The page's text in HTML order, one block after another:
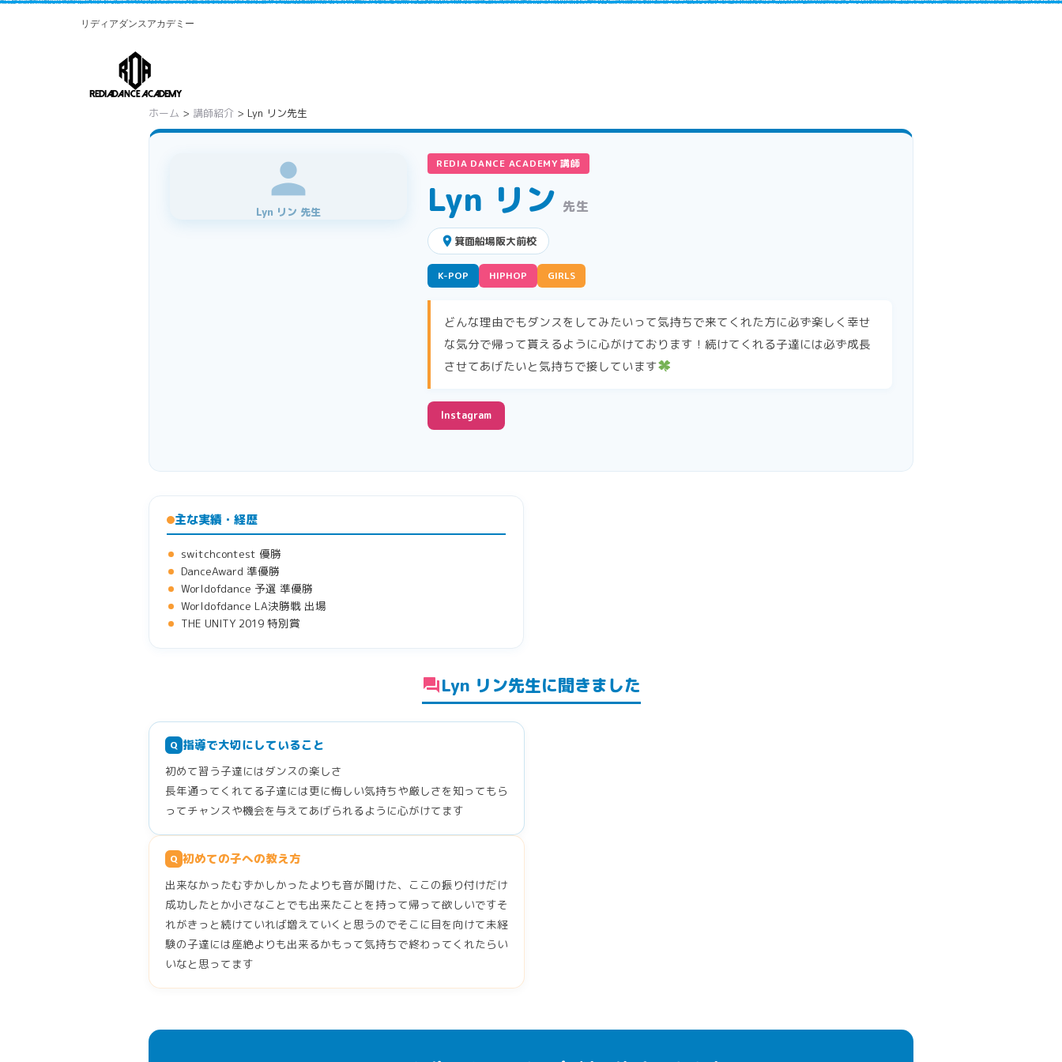
リディアダンスアカデミー
ホーム > 講師紹介 > Lyn リン先生
person
Lyn リン 先生
REDIA DANCE ACADEMY 講師
Lyn リン 先生
place 箕面船場阪大前校
K-POP HIPHOP GIRLS
どんな理由でもダンスをしてみたいって気持ちで来てくれた方に必ず楽しく幸せ
な気分で帰って貰えるように心がけております！続けてくれる子達には必ず成長
させてあげたいと気持ちで接しています
Instagram
主な実績・経歴
switchcontest 優勝
DanceAward 準優勝
Worldofdance 予選 準優勝
Worldofdance LA決勝戦 出場
THE UNITY 2019 特別賞
forumLyn リン先生に聞きました
Q 指導で大切にしていること
初めて習う子達にはダンスの楽しさ
長年通ってくれてる子達には更に悔しい気持ちや厳しさを知ってもら
ってチャンスや機会を与えてあげられるように心がけてます
Q 初めての子への教え方
出来なかったむずかしかったよりも音が聞けた、ここの振り付けだけ
成功したとか小さなことでも出来たことを持って帰って欲しいですそ
れがきっと続けていれば増えていくと思うのでそこに目を向けて未経
験の子達には座絶よりも出来るかもって気持ちで終わってくれたらい
いなと思ってます